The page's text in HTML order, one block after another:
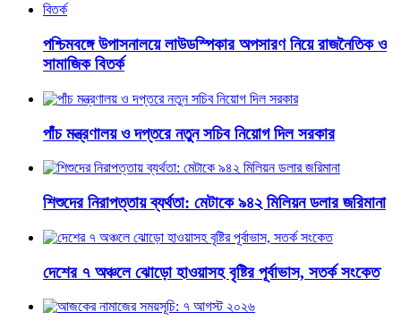
পশ্চিমবঙ্গে উপাসনালয়ে লাউডস্পিকার অপসারণ নিয়ে রাজনৈতিক ও
সামাজিক বিতর্ক
পাঁচ মন্ত্রণালয় ও দপ্তরে নতুন সচিব নিয়োগ দিল সরকার
শিশুদের নিরাপত্তায় ব্যর্থতা: মেটাকে ৯৪২ মিলিয়ন ডলার জরিমানা
দেশের ৭ অঞ্চলে ঝোড়ো হাওয়াসহ বৃষ্টির পূর্বাভাস, সতর্ক সংকেত